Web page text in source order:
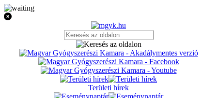
Területi hírek